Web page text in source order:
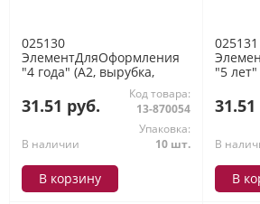
025130
ЭлементДляОформления
"4 года" (А2, вырубка,
детский), (МирОткр)
31.51 руб.
Код товара:
13-870054
В наличии
Упаковка:
10 шт.
В корзину
025131
"5
В
В